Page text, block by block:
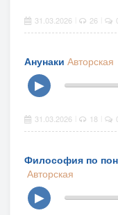
31.03.2026 26
Анунаки Авторская
▶
31.03.2026 18
Философия по
Авторская
▶